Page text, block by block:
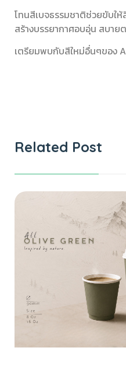
โทนสีเบจธรรมชาติช่วยขับใ
สร้างบรรยากาศอบอุ่น สบาย
เตรียมพบกับสีใหม่อื่นๆของ
Related Post